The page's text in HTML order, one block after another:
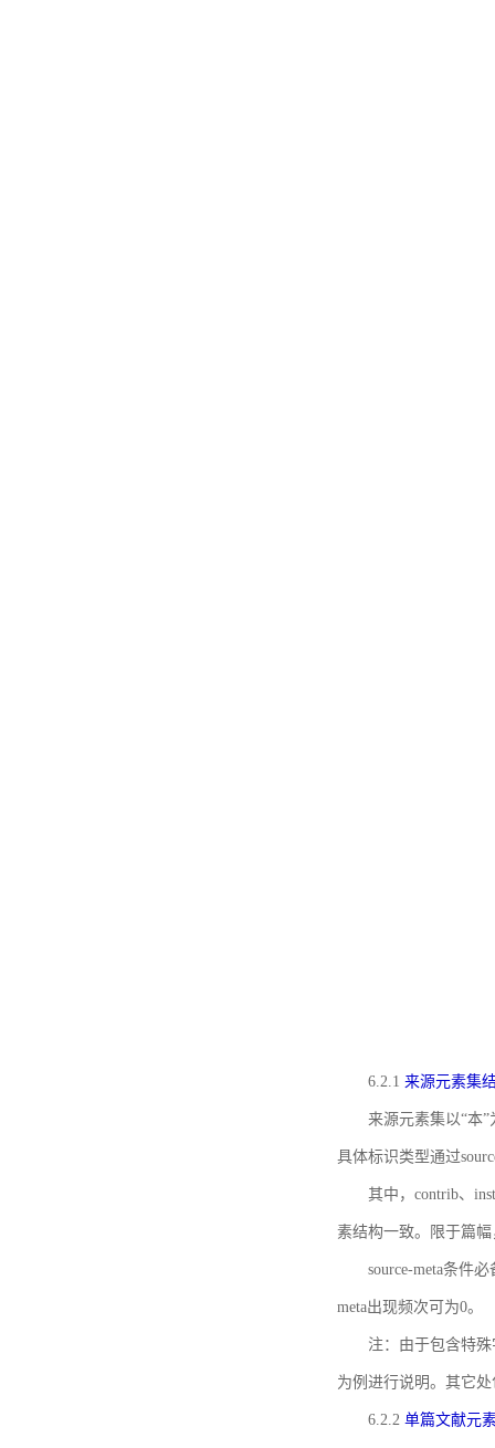
6.2.1 来源元素集
来源元素集以“本
具体标识类型通过
其中，contrib、
素结构一致。限于篇
source-meta条件
meta出现频次可为0。
注：由于包含特殊
为例进行说明。其它
6.2.2 单篇文献元